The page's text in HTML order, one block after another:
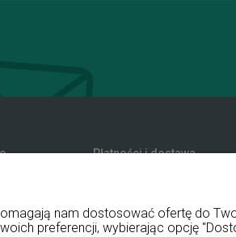
Płatności i dostawa
Koszty dostawy
Czas realizacji zamówienia
nam dostosować ofertę do
preferencji, wybierając opcję